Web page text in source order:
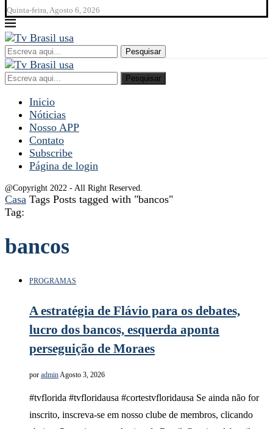
Quinta-feira, Agosto 6, 2026
Pesquisar
Pesquisar
Inicio
Nóticias
Nosso APP
Contato
Subscribe
Página de login
@Copyright 2022 - All Right Reserved.
Casa Tags Posts tagged with "bancos"
Tag:
bancos
PROGRAMAS
A estratégia de Flávio para os debates,
lucro dos bancos, esquerda aponta
perseguição de Moraes
por adminAgosto 3, 2026
#tvflorida #tvfloridausa #cortestvfloridausa Se ainda não for
inscrito, inscreva-se em nosso clube de membros, clicando